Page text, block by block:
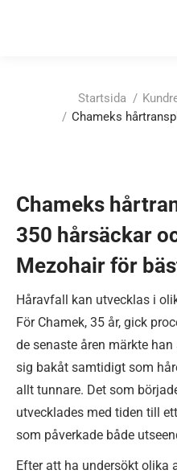
Startsida
Chameks
Chameks
350 hårsäckar
Mezohair för
Håravfall kan utvecklas i
För Chamek, 35 år, gick
de senaste åren märkte
sig bakåt samtidigt som
allt tunnare. Det som
utvecklades med tiden till
som påverkade både
Efter att ha undersökt olika